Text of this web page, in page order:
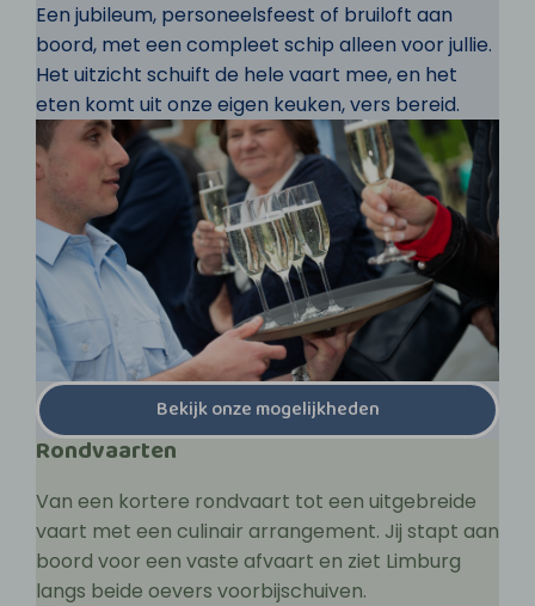
Een jubileum, personeelsfeest of bruiloft aan
boord, met een compleet schip alleen voor jullie.
Het uitzicht schuift de hele vaart mee, en het
eten komt uit onze eigen keuken, vers bereid.
Bekijk onze mogelijkheden
Rondvaarten
Van een kortere rondvaart tot een uitgebreide
vaart met een culinair arrangement. Jij stapt aan
boord voor een vaste afvaart en ziet Limburg
langs beide oevers voorbijschuiven.